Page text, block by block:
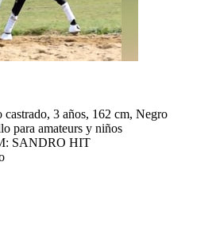
3 años, 162 cm, Negro
para amateurs y niños
SANDRO HIT